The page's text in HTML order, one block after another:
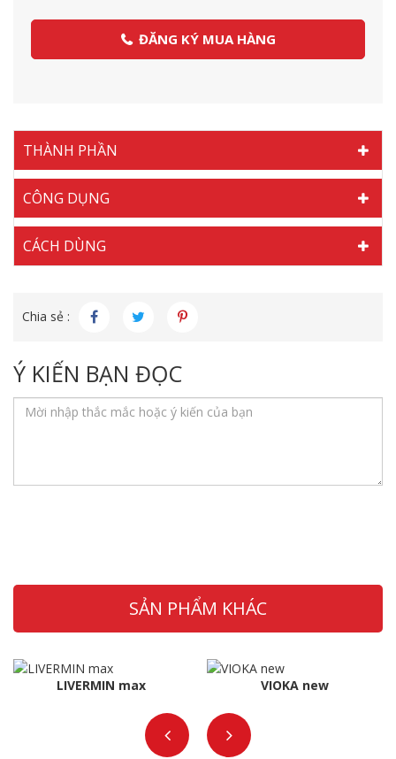
ĐĂNG KÝ MUA HÀNG
THÀNH PHẦN
CÔNG DỤNG
CÁCH DÙNG
Chia sẻ :
Ý KIẾN BẠN ĐỌC
SẢN PHẨM KHÁC
LIVERMIN max VIOKA new